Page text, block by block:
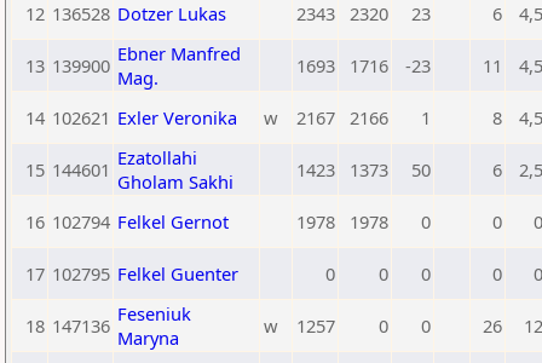
12 136528 Dotzer Lukas 2343 2320 23 6 4,5
13 139900 Ebner Manfred
Mag.
1693 1716 -23 11 4,5
14 102621 Exler Veronika w 2167 2166 1 8 4,5
15 144601 Ezatollahi
Gholam Sakhi
1423 1373 50 6 2,5
16 102794 Felkel Gernot 1978 1978 0 0 0
17 102795 Felkel Guenter 0 0 0 0 0
18 147136 Feseniuk
Maryna
w 1257 0 0 26 12